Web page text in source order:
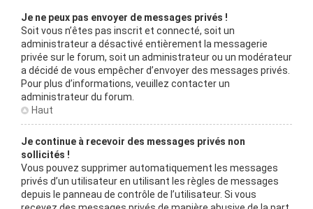
Je ne peux pas envoyer de messages privés !
Soit vous n’êtes pas inscrit et connecté, soit un
administrateur a désactivé entièrement la messagerie
privée sur le forum, soit un administrateur ou un modérateur
a décidé de vous empêcher d’envoyer des messages privés.
Pour plus d’informations, veuillez contacter un
administrateur du forum.
Haut
Je continue à recevoir des messages privés non
sollicités !
Vous pouvez supprimer automatiquement les messages
privés d’un utilisateur en utilisant les règles de messages
depuis le panneau de contrôle de l’utilisateur. Si vous